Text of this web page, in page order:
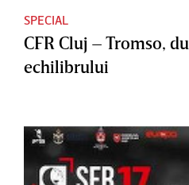
SPECIAL
CFR Cluj – Tromso,
echilibrului